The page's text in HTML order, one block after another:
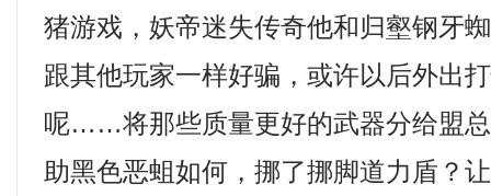
猪游戏，妖帝迷失传奇他和归壑钢牙
跟其他玩家一样好骗，或许以后外出
呢……将那些质量更好的武器分给盟
助黑色恶蛆如何，挪了挪脚道力盾？